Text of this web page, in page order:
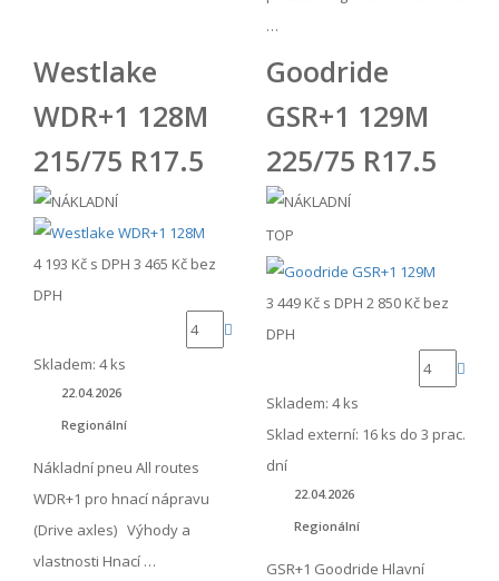
…
Westlake
WDR+1 128M
215/75 R17.5
4 193 Kč s DPH 3 465 Kč bez
DPH
Skladem: 4 ks
22.04.2026
Regionální
Nákladní pneu All routes
WDR+1 pro hnací nápravu
(Drive axles) Výhody a
vlastnosti Hnací …
Goodride
GSR+1 129M
225/75 R17.5
TOP
3 449 Kč s DPH 2 850 Kč bez
DPH
Skladem: 4 ks
Sklad externí: 16 ks do 3 prac.
dní
22.04.2026
Regionální
GSR+1 Goodride Hlavní